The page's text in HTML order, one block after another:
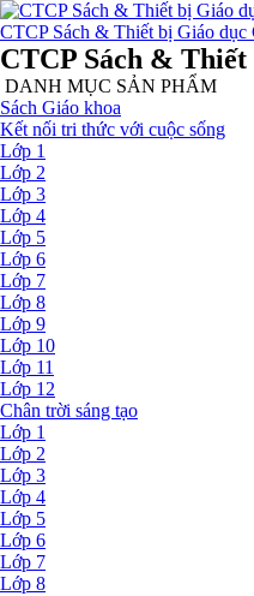
CTCP Sách & Thiết bị Giáo dục
CTCP Sách &
DANH MỤC SẢN PHẨM
Sách Giáo khoa
Kết nối tri thức với cuộc sống
Lớp 1
Lớp 2
Lớp 3
Lớp 4
Lớp 5
Lớp 6
Lớp 7
Lớp 8
Lớp 9
Lớp 10
Lớp 11
Lớp 12
Chân trời sáng tạo
Lớp 1
Lớp 2
Lớp 3
Lớp 4
Lớp 5
Lớp 6
Lớp 7
Lớp 8